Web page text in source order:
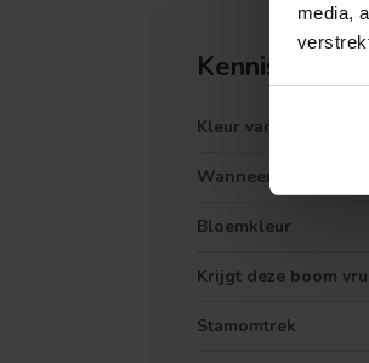
media,
Kennisbank
Kleur van het blad
Wanneer zie ik
Bloemkleur
Krijgt deze boom
Stamomtrek